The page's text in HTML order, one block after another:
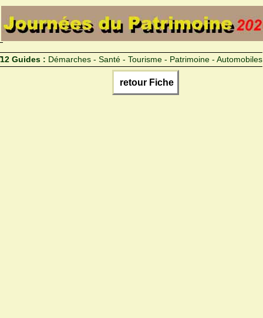
12 Guides : Démarches - Santé - Tourisme - Patrimoine - Automobiles
retour Fiche